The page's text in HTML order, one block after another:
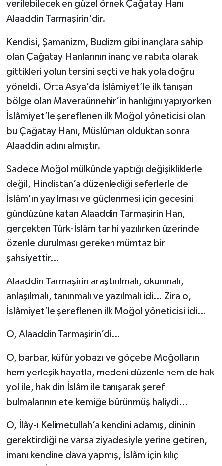
verilebilecek en güzel örnek Çağatay Hanı
Alaaddin Tarmaşirin'dir.
Kendisi, Şamanizm, Budizm gibi inançlara sahip
olan Çağatay Hanlarının inanç ve rabıta olarak
gittikleri yolun tersini seçti ve hak yola doğru
yöneldi. Orta Asya’da İslâmiyet’le ilk tanışan
bölge olan Maveraünnehir’in hanlığını yapıyorken
İslâmiyet’le şereflenen ilk Moğol yöneticisi olan
bu Çağatay Hanı, Müslüman olduktan sonra
Alaaddin adını almıştır.
Sadece Moğol mülkünde yaptığı değişikliklerle
değil, Hindistan’a düzenlediği seferlerle de
İslâm’ın yayılması ve güçlenmesi için gecesini
gündüzüne katan Alaaddin Tarmaşirin Han,
gerçekten Türk-İslâm tarihi yazılırken üzerinde
özenle durulması gereken mümtaz bir
şahsiyettir…
Alaaddin Tarmaşirin araştırılmalı, okunmalı,
anlaşılmalı, tanınmalı ve yazılmalı idi… Zira o,
İslâmiyet’le şereflenen ilk Moğol yöneticisi idi…
O, Alaaddin Tarmaşirin’di…
O, barbar, küfür yobazı ve göçebe Moğolların
hem yerleşik hayatla, medeni düzenle hem de hak
yol ile, hak din İslâm ile tanışarak şeref
bulmalarının ete kemiğe bürünmüş haliydi…
O, İlây-ı Kelimetullah’a kendini adamış, dininin
gerektirdiği ne varsa ziyadesiyle yerine getiren,
imanı kendine dava yapmış, İslâm için kılıç